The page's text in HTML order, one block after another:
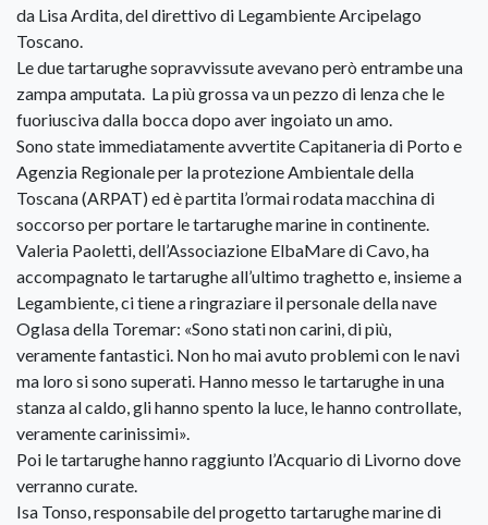
da Lisa Ardita, del direttivo di Legambiente Arcipelago
Toscano.
Le due tartarughe sopravvissute avevano però entrambe una
zampa amputata. La più grossa va un pezzo di lenza che le
fuoriusciva dalla bocca dopo aver ingoiato un amo.
Sono state immediatamente avvertite Capitaneria di Porto e
Agenzia Regionale per la protezione Ambientale della
Toscana (ARPAT) ed è partita l’ormai rodata macchina di
soccorso per portare le tartarughe marine in continente.
Valeria Paoletti, dell’Associazione ElbaMare di Cavo, ha
accompagnato le tartarughe all’ultimo traghetto e, insieme a
Legambiente, ci tiene a ringraziare il personale della nave
Oglasa della Toremar: «Sono stati non carini, di più,
veramente fantastici. Non ho mai avuto problemi con le navi
ma loro si sono superati. Hanno messo le tartarughe in una
stanza al caldo, gli hanno spento la luce, le hanno controllate,
veramente carinissimi».
Poi le tartarughe hanno raggiunto l’Acquario di Livorno dove
verranno curate.
Isa Tonso, responsabile del progetto tartarughe marine di